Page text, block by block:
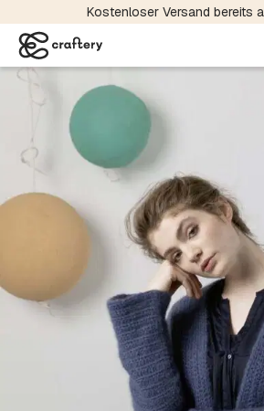
Kostenloser Versand bereits